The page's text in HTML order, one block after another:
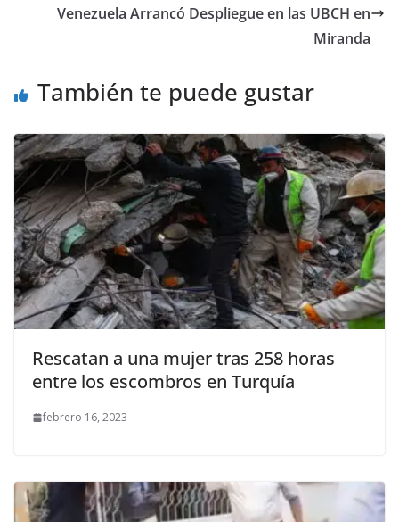
Venezuela Arrancó Despliegue en las UBCH en
Miranda
También te puede gustar
Rescatan a una mujer tras 258 horas
entre los escombros en Turquía
febrero 16, 2023